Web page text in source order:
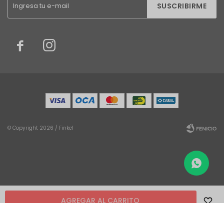
AGREGAR AL CARRITO
SUSCRIBIRME
 
© Copyright 2026 / Finkel